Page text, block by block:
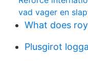
vad vager en
What does
Plusgirot